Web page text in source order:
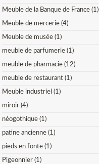
Meuble de la Banque de France (1)
Meuble de mercerie (4)
Meuble de musée (1)
meuble de parfumerie (1)
meuble de pharmacie (12)
meuble de restaurant (1)
Meuble industriel (1)
miroir (4)
néogothique (1)
patine ancienne (1)
pieds en fonte (1)
Pigeonnier (1)